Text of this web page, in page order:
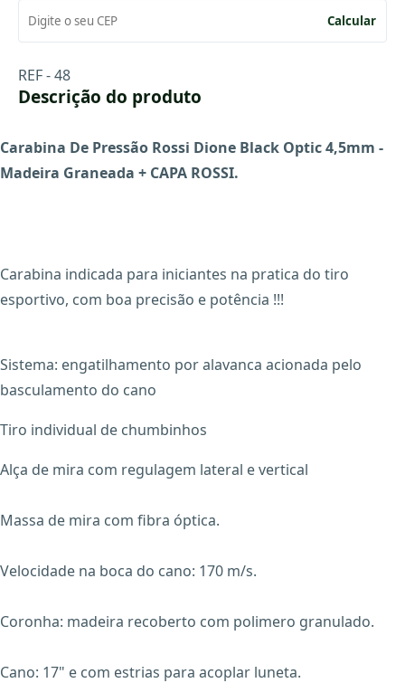
Calcular
REF - 48
Descrição do produto
Carabina De Pressão Rossi Dione Black Optic 4,5mm -
Madeira Graneada + CAPA ROSSI.
Carabina indicada para iniciantes na pratica do tiro
esportivo, com boa precisão e potência !!!
Sistema: engatilhamento por alavanca acionada pelo
basculamento do cano
Tiro individual de chumbinhos
Alça de mira com regulagem lateral e vertical
Massa de mira com fibra óptica.
Velocidade na boca do cano: 170 m/s.
Coronha: madeira recoberto com polimero granulado.
Cano: 17" e com estrias para acoplar luneta.